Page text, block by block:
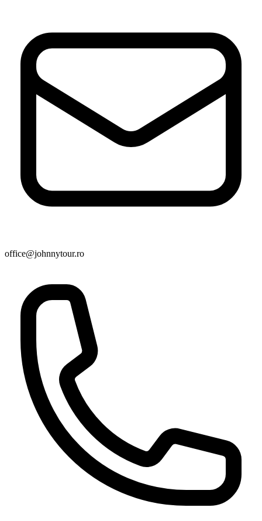
office@johnnytour.ro